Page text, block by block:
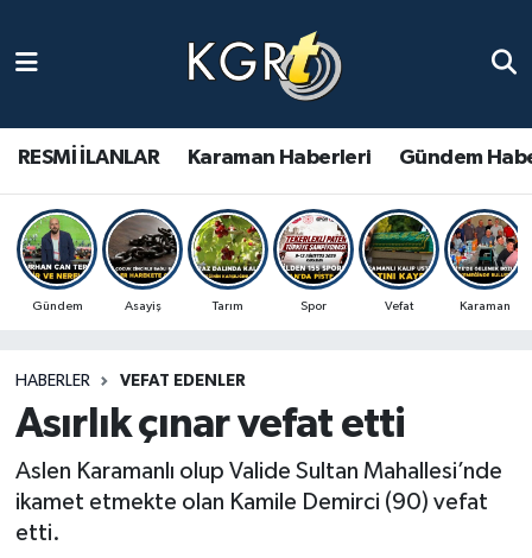
RESMİ İLANLAR Karaman Haberleri Gündem
Gündem Asayiş Tarım Spor Vefat Karaman
HABERLER VEFAT EDENLER
Asırlık çınar vefat etti
Aslen Karamanlı olup Valide Sultan Mahallesi’nde
ikamet etmekte olan Kamile Demirci (90) vefat
etti.
Gündem Haberleri
Güncel Haberler
Spor Haberleri
Ulusal Haberler